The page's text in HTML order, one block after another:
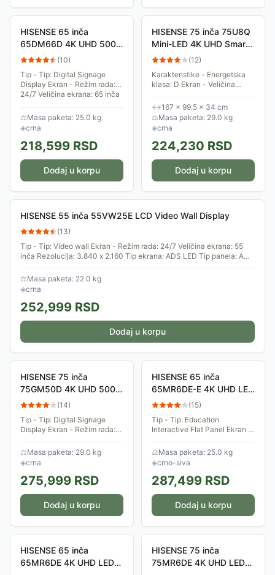
HISENSE 65 inča
65DM66D 4K UHD 500
nita Digital Signage
(10)
Tip - Tip: Digital Signage
Display Ekran - Režim rada:
24/7 Veličina ekrana: 65 inča
ekrana: LED Tip panela: IPS...
⚖Masa paketa: 25.0 kg
◈crna
218,599 RSD
Dodaj u korpu
HISENSE 75 inča 75U8Q
Mini-LED 4K UHD Smart
TV
(12)
Karakteristike - Energetska
klasa: D Ekran - Veličina
Rezolucija: 4K Ultra HD
(3.840 x 2.160) Tip ekrana:
ULED Pozadinsko...
↔167 × 99.5 × 34 cm
⚖Masa paketa: 29.0 kg
◈crna
224,230 RSD
Dodaj u korpu
HISENSE 55 inča 55VW25E LCD Video Wall Display
(13)
Tip - Tip: Video wall Ekran - Režim rada: 24/7 Veličina ekrana: 55
inča Rezolucija: 3.840 x 2.160 Tip ekrana: ADS LED Tip panela: ADS
⚖Masa paketa: 22.0 kg
◈crna
252,999 RSD
Dodaj u korpu
HISENSE 75 inča
75GM50D 4K UHD 500
nita Digital Signage
(14)
Tip - Tip: Digital Signage
Display Ekran - Režim rada:
Rezolucija: 3.840 x 2.160 Tip
ekrana: ADS LED Tip panela:
ADS...
⚖Masa paketa: 29.0 kg
◈crna
275,999 RSD
Dodaj u korpu
HISENSE 65 inča
65MR6DE-E 4K UHD LED
350 nita Interactive
(15)
Tip - Tip: Education
Interactive Flat Panel Ekran -
Rezolucija: 3.840 x 2.160
Pozadinsko osvetljenje:
Direct LED...
⚖Masa paketa: 25.0 kg
◈crno-siva
287,499 RSD
Dodaj u korpu
HISENSE 65 inča
65MR6DE 4K UHD LED
HISENSE 75 inča
75MR6DE 4K UHD LED